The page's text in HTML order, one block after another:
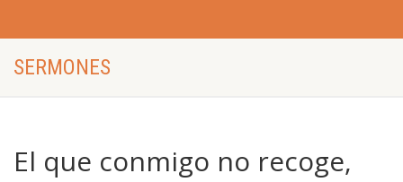
SERMONES
El que conmigo no recoge,